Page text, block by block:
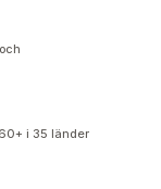
i 35 länder